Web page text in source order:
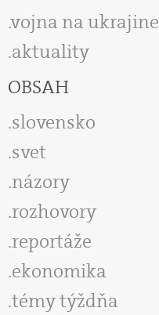
vojna na ukrajine
aktuality
OBSAH
slovensko
svet
názory
rozhovory
reportáže
ekonomika
témy týždňa